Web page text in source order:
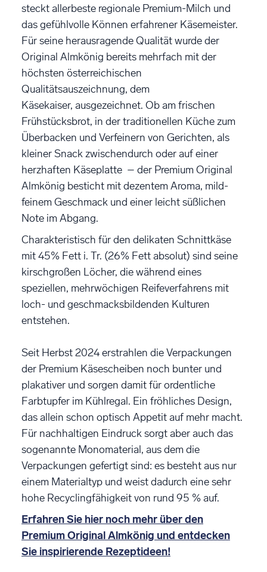
steckt allerbeste regionale Premium-Milch und
das gefühlvolle Können erfahrener Käsemeister.
Für seine herausragende Qualität wurde der
Original Almkönig bereits mehrfach mit der
höchsten österreichischen
Qualitätsauszeichnung, dem
Käsekaiser, ausgezeichnet. Ob am frischen
Frühstücksbrot, in der traditionellen Küche zum
Überbacken und Verfeinern von Gerichten, als
kleiner Snack zwischendurch oder auf einer
herzhaften Käseplatte – der Premium Original
Almkönig besticht mit dezentem Aroma, mild-
feinem Geschmack und einer leicht süßlichen
Note im Abgang.
Charakteristisch für den delikaten Schnittkäse
mit 45% Fett i. Tr. (26% Fett absolut) sind seine
kirschgroßen Löcher, die während eines
speziellen, mehrwöchigen Reifeverfahrens mit
loch- und geschmacksbildenden Kulturen
entstehen.
Seit Herbst 2024 erstrahlen die Verpackungen
der Premium Käsescheiben noch bunter und
plakativer und sorgen damit für ordentliche
Farbtupfer im Kühlregal. Ein fröhliches Design,
das allein schon optisch Appetit auf mehr macht.
Für nachhaltigen Eindruck sorgt aber auch das
sogenannte Monomaterial, aus dem die
Verpackungen gefertigt sind: es besteht aus nur
einem Materialtyp und weist dadurch eine sehr
hohe Recyclingfähigkeit von rund 95 % auf.
Erfahren Sie hier noch mehr über den
Premium Original Almkönig und entdecken
Sie inspirierende Rezeptideen!